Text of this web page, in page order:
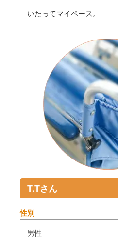
いたってマイペース。
T.Tさん
性別
男性